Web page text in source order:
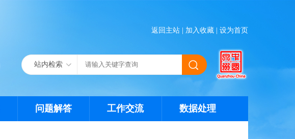
返回主站 加入收藏 设为首页
站内检索
站外检索
问题解答 工作交流 数据处理